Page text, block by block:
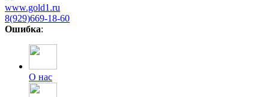
www.gold1.ru
8(929)669-18-60
Ошибка:
О нас